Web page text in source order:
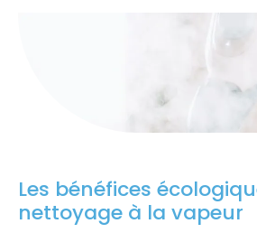
Les bénéfices
nettoyage à la vapeur